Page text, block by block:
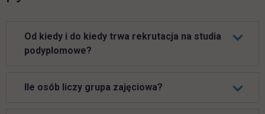
Od kiedy i do kiedy trwa rekrutacja na studia
podyplomowe?
Ile osób liczy grupa zajęciowa?